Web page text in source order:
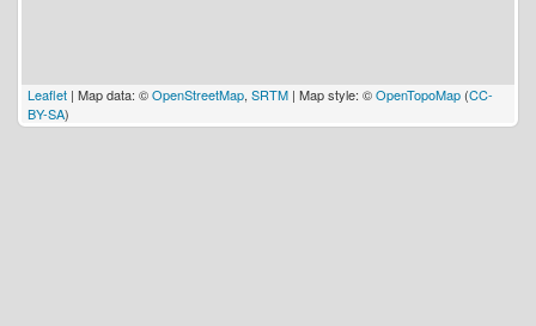
Leaflet | Map data: ©OpenStreetMap, SRTM | Map style: ©OpenTopoMap (CC-
BY-SA)